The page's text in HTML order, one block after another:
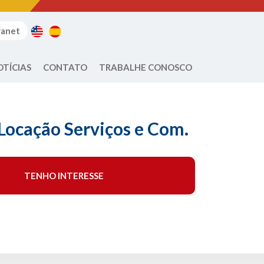
CONTATO TRABALHE CONOSCO
Serviços e Com.
TENHO INTERESSE